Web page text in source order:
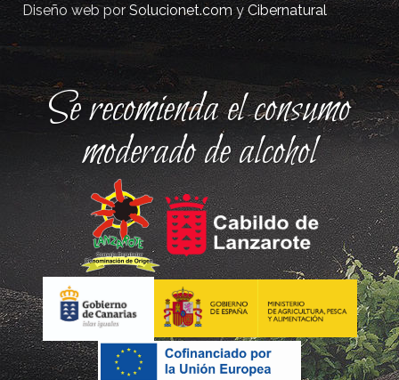
Diseño web porSolucionet.com yCibernatural
Se recomienda el consumo
moderado de alcohol